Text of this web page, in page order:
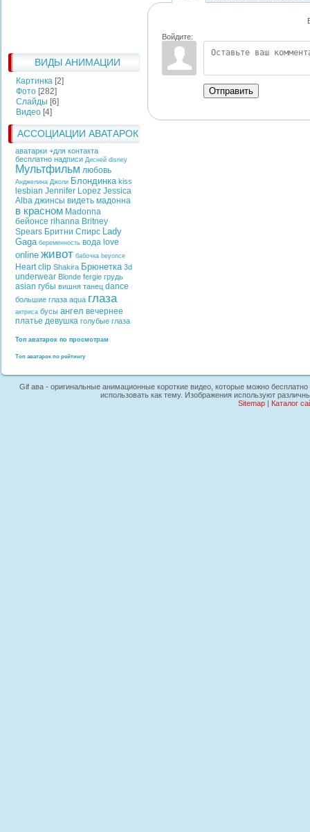
ВИДЫ АНИМАЦИИ
Картинка [2]
Фото [282]
Слайды [6]
Видео [4]
АССОЦИАЦИИ АВАТАРОК
аватарки +для контакта
бесплатно надписи Дисней disney
Мультфильм любовь
Анджелина Джоли Блондинка kiss
lesbian Jennifer Lopez Jessica
Alba джинсы видеть мадонна
в красном Madonna
бейонсе rihanna Britney
Spears Бритни Спирс Lady
Gaga беременность вода love
online живот бабочка beyonce
Heart clip Shakira Брюнетка 3d
underwear Blonde fergie грудь
asian губы вишня танец dance
большие глаза aqua глаза
актриса бусы ангел вечернее
платье девушка голубые глаза
Топ аватарок по просмотрам
Топ аватарок по рейтингу
Войдите:
Отправить
Gif ава - оригинальные анимационные короткие видео, которые можно
использовать как тему. Изображения используют
Sitemap| Каталог